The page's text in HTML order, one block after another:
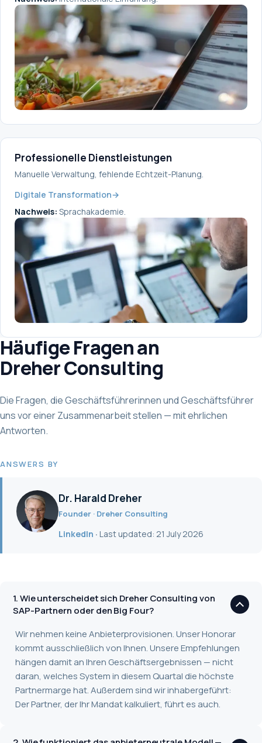
Professionelle Dienstleistungen
Manuelle Verwaltung, fehlende Echtzeit-Planung.
Digitale Transformation→
Nachweis: Sprachakademie.
Häufige Fragen an
Dreher Consulting
Die Fragen, die Geschäftsführerinnen und Geschäftsführer
uns vor einer Zusammenarbeit stellen — mit ehrlichen
Antworten.
ANSWERS BY
Dr. Harald Dreher
Founder · Dreher Consulting
LinkedIn · Last updated: 21 July 2026
1. Wie unterscheidet sich Dreher Consulting von
SAP-Partnern oder den Big Four?
Wir nehmen keine Anbieterprovisionen. Unser Honorar
kommt ausschließlich von Ihnen. Unsere Empfehlungen
hängen damit an Ihren Geschäftsergebnissen — nicht
daran, welches System in diesem Quartal die höchste
Partnermarge hat. Außerdem sind wir inhabergeführt:
Der Partner, der Ihr Mandat kalkuliert, führt es auch.